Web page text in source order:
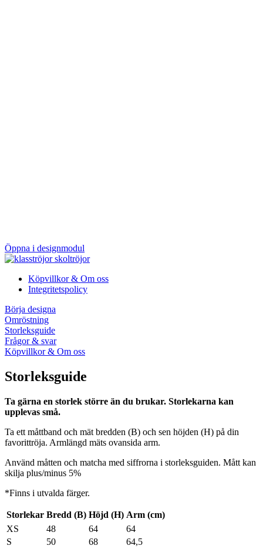
Öppna i designmodul
Köpvillkor & Om oss
Integritetspolicy
Börja designa
Omröstning
Storleksguide
Frågor & svar
Köpvillkor & Om oss
Storleksguide
Ta gärna en storlek större än du brukar. Storlekarna kan
upplevas små.
Ta ett måttband och mät bredden (B) och sen höjden (H) på din
favorittröja. Armlängd mäts ovansida arm.
Använd måtten och matcha med siffrorna i storleksguiden. Mått kan
skilja plus/minus 5%
*Finns i utvalda färger.
Storlekar Bredd (B) Höjd (H) Arm (cm)
XS
48 64
64
S
50 68 64,5